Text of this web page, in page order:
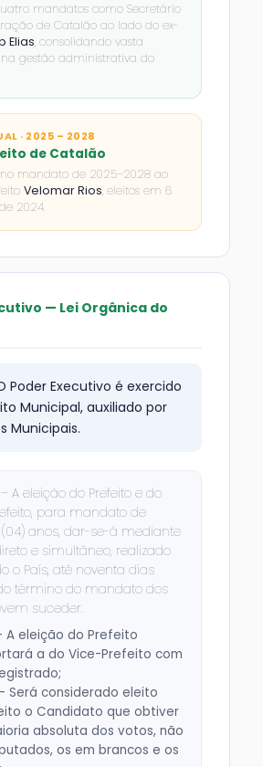
mandatos como Secretário
de Catalão ao lado do ex-
Elias, consolidando vasta
gestão administrativa do
· 2025 – 2028
de Catalão
no mandato de 2025–2028 ao
Velomar Rios, eleitos em 6
2024.
— Lei Orgânica do
Poder Executivo é exercido
Municipal, auxiliado por
Municipais.
– A eleição do Prefeito e do
para mandato de
anos, dar-se-á mediante
e simultâneo, realizado
o País, até noventa dias
término do mandato dos
suceder.
A eleição do Prefeito
a do Vice-Prefeito com
- Será considerado eleito
o Candidato que obtiver
absoluta dos votos, não
os em brancos e os